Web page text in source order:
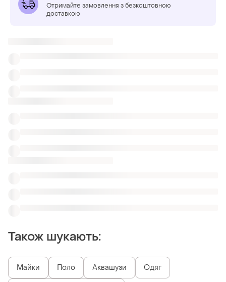
Отримайте замовлення з безкоштовною
доставкою